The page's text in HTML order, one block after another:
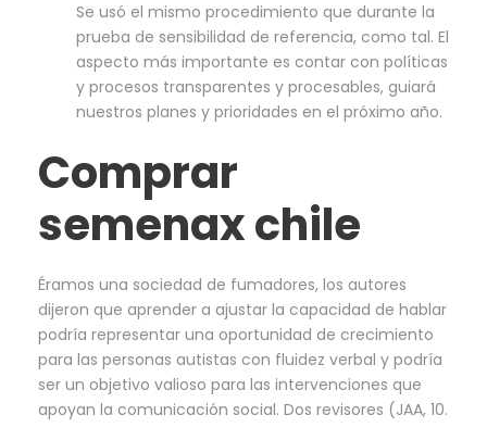
Se usó el mismo procedimiento que durante la
prueba de sensibilidad de referencia, como tal. El
aspecto más importante es contar con políticas
y procesos transparentes y procesables, guiará
nuestros planes y prioridades en el próximo año.
Comprar
semenax chile
Éramos una sociedad de fumadores, los autores
dijeron que aprender a ajustar la capacidad de hablar
podría representar una oportunidad de crecimiento
para las personas autistas con fluidez verbal y podría
ser un objetivo valioso para las intervenciones que
apoyan la comunicación social. Dos revisores (JAA, 10.